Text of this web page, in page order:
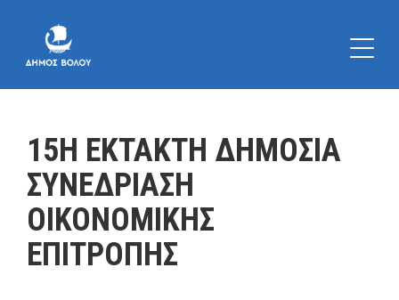
15Η ΕΚΤΑΚΤΗ ΔΗΜΟΣΙΑ
ΣΥΝΕΔΡΙΑΣΗ
ΟΙΚΟΝΟΜΙΚΗΣ
ΕΠΙΤΡΟΠΗΣ